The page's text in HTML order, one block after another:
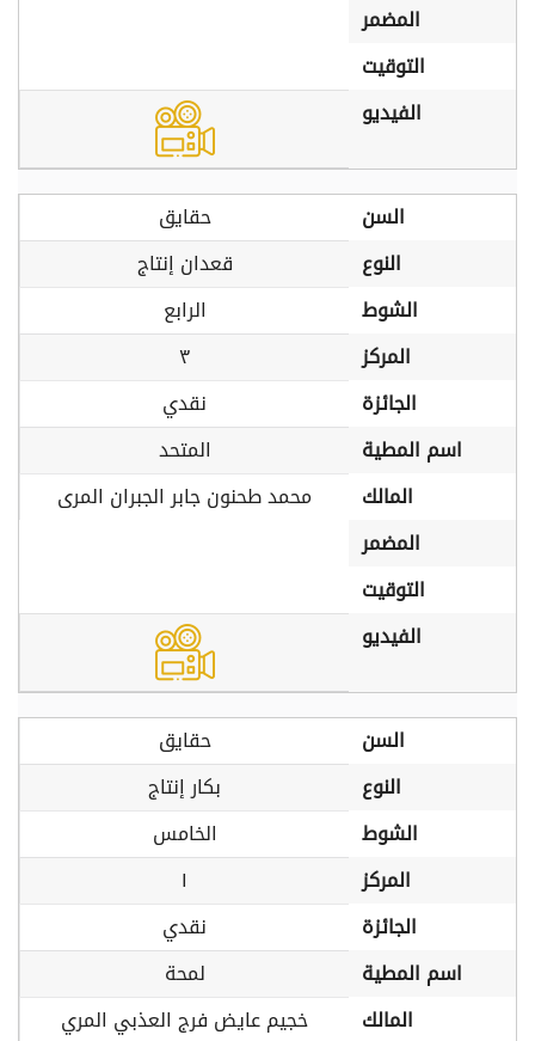
المضمر
التوقيت
الفيديو
السن
حقايق
النوع
قعدان إنتاج
الشوط
الرابع
المركز
٣
الجائزة
نقدي
اسم المطية
المتحد
المالك
محمد طحنون جابر الجبران المرى
المضمر
التوقيت
الفيديو
السن
حقايق
النوع
بكار إنتاج
الشوط
الخامس
المركز
١
الجائزة
نقدي
اسم المطية
لمحة
المالك
خجيم عايض فرج العذبي المري